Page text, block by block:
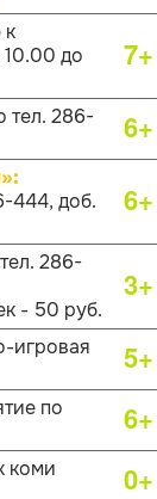
к
до
7+
тел. 286-
6+
444, доб.
6+
286-
- 50 руб.
3+
игровая
5+
по
6+
коми
0+